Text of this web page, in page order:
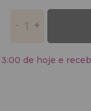
de hoje e